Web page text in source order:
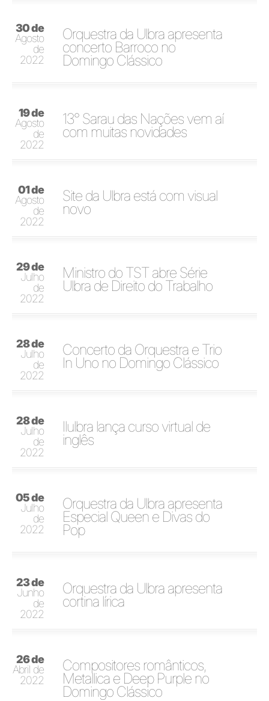
30 de
Agosto
de
2022
Orquestra da Ulbra apresenta
concerto Barroco no
Domingo Clássico
19 de
Agosto
de
2022
13° Sarau das Nações vem aí
com muitas novidades
01 de
Agosto
de
2022
Site da Ulbra está com visual
novo
29 de
Julho
de
2022
Ministro do TST abre Série
Ulbra de Direito do Trabalho
28 de
Julho
de
2022
Concerto da Orquestra e Trio
In Uno no Domingo Clássico
28 de
Julho
de
2022
Ilulbra lança curso virtual de
inglês
05 de
Julho
de
2022
Orquestra da Ulbra apresenta
Especial Queen e Divas do
Pop
23 de
Junho
de
2022
Orquestra da Ulbra apresenta
cortina lírica
26 de
Abril de
2022
Compositores românticos,
Metallica e Deep Purple no
Domingo Clássico